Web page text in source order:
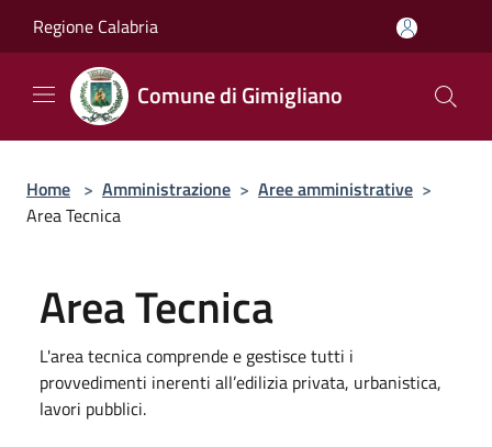
Regione Calabria
Comune di Gimigliano
Home > Amministrazione > Aree amministrative >
Area Tecnica
Area Tecnica
L'area tecnica comprende e gestisce tutti i
provvedimenti inerenti all’edilizia privata, urbanistica,
lavori pubblici.